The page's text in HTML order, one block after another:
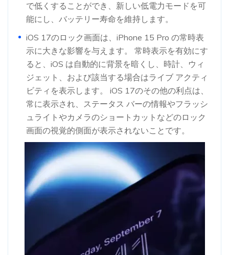
で低くすることができ、新しい低電力モードを可
能にし、バッテリー寿命を維持します。
iOS 17のロック画面は、iPhone 15 Pro の常時表
示に大きな影響を与えます。 常時表示を有効にす
ると、iOS は自動的に背景を暗くし、時計、ウィ
ジェット、および該当する場合はライブ アクティ
ビティを表示します。 iOS 17のその他の利点は、
常に表示され、ステータス バーの情報やフラッシ
ュライトやカメラのショートカットなどのロック
画面の視覚的側面が表示されないことです。